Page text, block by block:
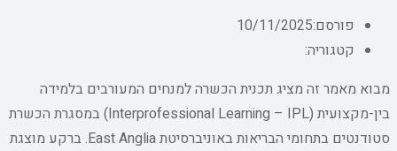
פורסם:10/11/2025
קטגוריה:
מבוא מאמר זה מציג תכנית הכשרה למנחים המעורבים בלמידה
בין-מקצועית (Interprofessional Learning – IPL) במסגרת הכשרת
סטודנטים בתחומי הבריאות באוניברסיטת East Anglia. ברקע מוצגת